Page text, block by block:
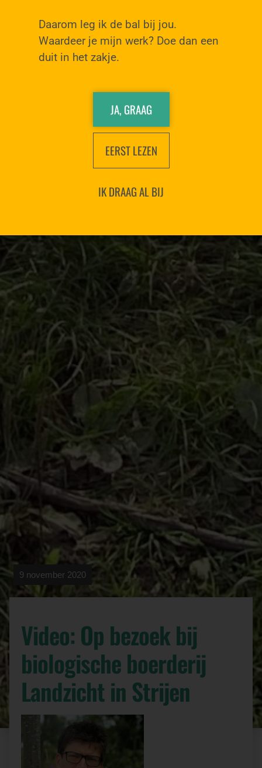
9 november 2020
Video: Op bezoek bij
biologische boerderij
Landzicht in Strijen
Daarom leg ik de bal bij jou.
Waardeer je mijn werk? Doe dan een
duit in het zakje.
JA, GRAAG
EERST LEZEN
IK DRAAG AL BIJ